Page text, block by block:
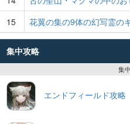
15
花翼の集の9体の幻写霊の
集中攻略
集
エンドフィールド攻略